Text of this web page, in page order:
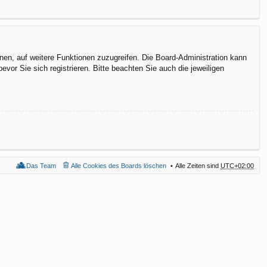
auf weitere Funktionen zuzugreifen. Die Board-Administration kann
Sie sich registrieren. Bitte beachten Sie auch die jeweiligen
Alle Zeiten sind UTC+02:00
Alle Cookies des Boards löschen
Das Team